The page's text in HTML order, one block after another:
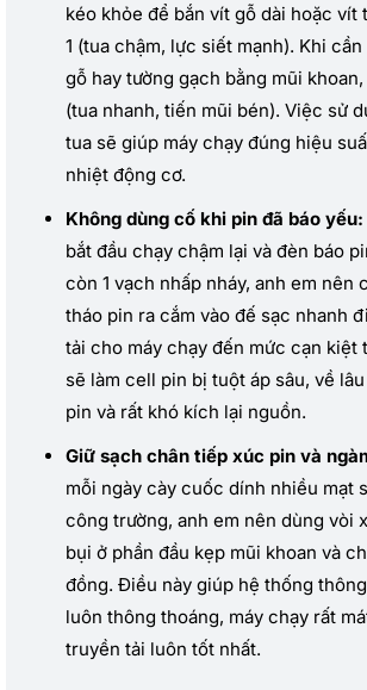
kéo khỏe để bắn vít gỗ dài hoặc vít
1 (tua chậm, lực siết mạnh). Khi
gỗ hay tường gạch bằng mũi
(tua nhanh, tiến mũi bén). Việc sử
tua sẽ giúp máy chạy đúng hiệu
nhiệt động cơ.
Không dùng cố khi pin đã báo yếu:
bắt đầu chạy chậm lại và đèn báo
còn 1 vạch nhấp nháy, anh em nên
tháo pin ra cắm vào đế sạc nhanh
tải cho máy chạy đến mức cạn kiệt
sẽ làm cell pin bị tuột áp sâu, về
pin và rất khó kích lại nguồn.
Giữ sạch chân tiếp xúc pin và
mỗi ngày cày cuốc dính nhiều mạt
công trường, anh em nên dùng vòi
bụi ở phần đầu kẹp mũi khoan và
đồng. Điều này giúp hệ thống
luôn thông thoáng, máy chạy rất
truyền tải luôn tốt nhất.